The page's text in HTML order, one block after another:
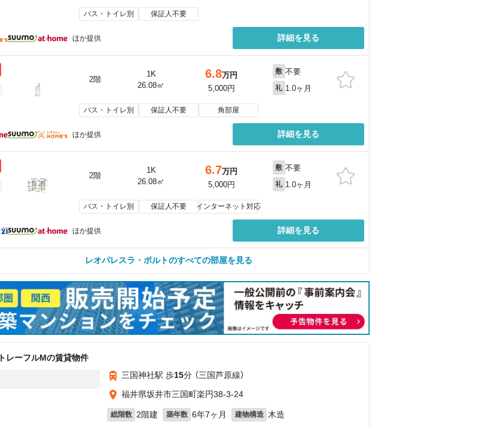
バス・トイレ別 保証人不要
ほか提供 詳細を見る
2階
1K
26.08㎡
6.8万円
5,000円
敷 不要
礼 1.0ヶ月
バス・トイレ別 保証人不要 角部屋
ほか提供 詳細を見る
2階
1K
26.08㎡
6.7万円
5,000円
敷 不要
礼 1.0ヶ月
バス・トイレ別 保証人不要 インターネット対応
ほか提供 詳細を見る
レオパレスラ・ポルトのすべての部屋を見る
トレーフルMの賃貸物件
三国神社駅 歩15分 （三国芦原線）
福井県坂井市三国町楽円38-3-24
総階数 2階建 築年数 6年7ヶ月 建物構造 木造